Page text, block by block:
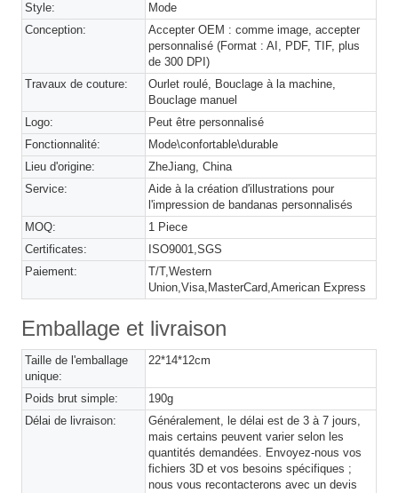
Style:
Mode
Conception:
Accepter OEM : comme image, accepter
personnalisé (Format : AI, PDF, TIF, plus
de 300 DPI)
Travaux de couture:
Ourlet roulé, Bouclage à la machine,
Bouclage manuel
Logo:
Peut être personnalisé
Fonctionnalité:
Mode\confortable\durable
Lieu d'origine:
ZheJiang, China
Service:
Aide à la création d'illustrations pour
l'impression de bandanas personnalisés
MOQ:
1 Piece
Certificates:
ISO9001,SGS
Paiement:
T/T,Western
Union,Visa,MasterCard,American Express
Emballage et livraison
Taille de l'emballage
unique:
22*14*12cm
Poids brut simple:
190g
Délai de livraison:
Généralement, le délai est de 3 à 7 jours,
mais certains peuvent varier selon les
quantités demandées. Envoyez-nous vos
fichiers 3D et vos besoins spécifiques ;
nous vous recontacterons avec un devis